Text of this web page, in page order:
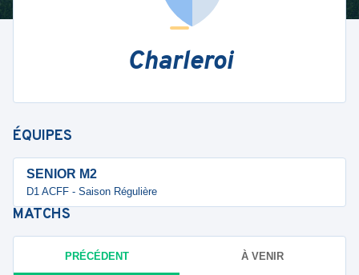
Charleroi
ÉQUIPES
SENIOR M2
D1 ACFF - Saison Régulière
MATCHS
PRÉCÉDENT À VENIR